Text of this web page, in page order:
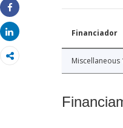
Share
Share
Financiador
Miscellaneous